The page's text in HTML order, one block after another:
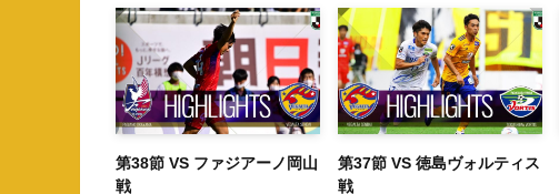
第38節 VS ファジアーノ岡山
戦
第37節 VS 徳島ヴォルティス
戦